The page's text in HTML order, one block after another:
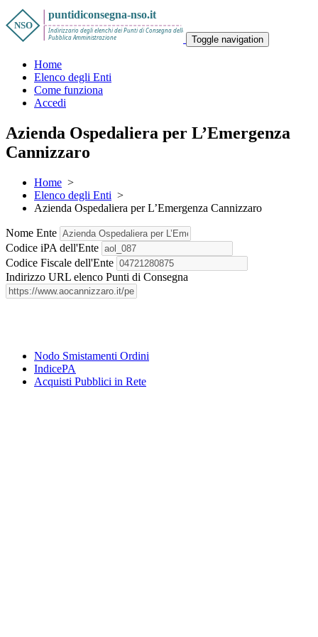
Toggle navigation
Home
Elenco degli Enti
Come funziona
Accedi
Azienda Ospedaliera per L’Emergenza
Cannizzaro
Home >
Elenco degli Enti >
Azienda Ospedaliera per L’Emergenza Cannizzaro
Nome Ente
Codice iPA dell'Ente
Codice Fiscale dell'Ente
Indirizzo URL elenco Punti di Consegna
Nodo Smistamenti Ordini
IndicePA
Acquisti Pubblici in Rete